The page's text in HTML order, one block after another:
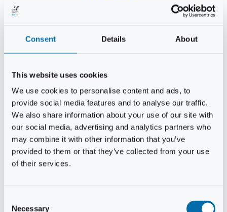
Consent Details About
This website uses cookies
We use cookies to personalise content and ads, to
provide social media features and to analyse our traffic.
We also share information about your use of our site with
our social media, advertising and analytics partners who
may combine it with other information that you’ve
provided to them or that they’ve collected from your use
of their services.
Necessary
Christian Hjorth
Niels Thomas Rosenberg
Benny Gensbøl
Bent Jakobsen
Svend Andersen
Bent Wigh
Jens-Kjeld Jensen
Jon Fjeldså
William Carøe Aarestrup
Erik Mølgaard